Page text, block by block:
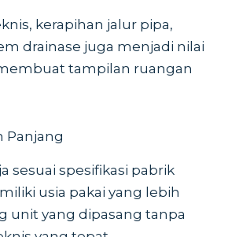
kerapihan jalur pipa,
drainase juga menjadi nilai
tampilan ruangan
Panjang
sesuai spesifikasi pabrik
usia pakai yang lebih
unit yang dipasang tanpa